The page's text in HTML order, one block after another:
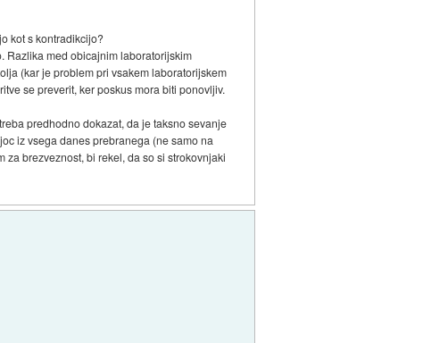
kot s kontradikcijo?
Razlika med obicajnim laboratorijskim
(kar je problem pri vsakem laboratorijskem
se preverit, ker poskus mora biti ponovljiv.
predhodno dokazat, da je taksno sevanje
iz vsega danes prebranega (ne samo na
brezveznost, bi rekel, da so si strokovnjaki